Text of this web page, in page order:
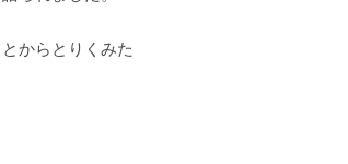
からとりくみた